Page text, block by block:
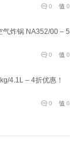
0
0
气炸锅 NA352/00 – 5
0
0
4.1L – 4折优惠！
0
0